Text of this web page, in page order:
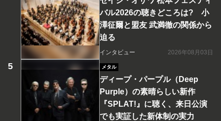
バル2026の聴きどころは? 小
澤征爾と盟友 武満徹の関係から
迫る
インタビュー 2026年08月03日
メタル
ディープ・パープル（Deep
Purple）の素晴らしい新作
『SPLAT!』に聴く、来日公演
でも実証した新体制の実力